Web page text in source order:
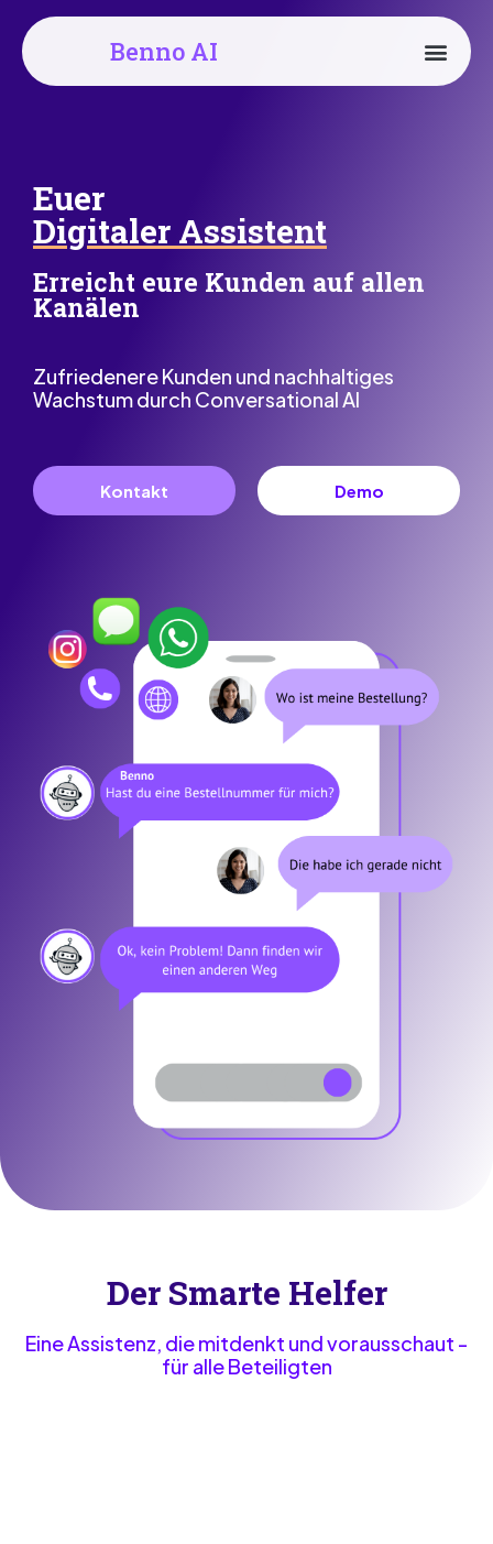
Benno AI
Euer
Digitaler Assistent
Erreicht eure Kunden auf allen
Kanälen
Zufriedenere Kunden und nachhaltiges
Wachstum durch Conversational AI
Kontakt Demo
Der Smarte Helfer
Eine Assistenz, die mitdenkt und vorausschaut -
für alle Beteiligten